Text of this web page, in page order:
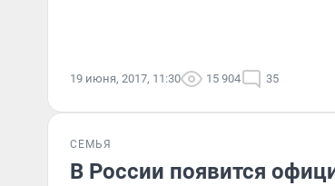
19 июня, 2017, 11:30 15 904 35
СЕМЬЯ
В России появится